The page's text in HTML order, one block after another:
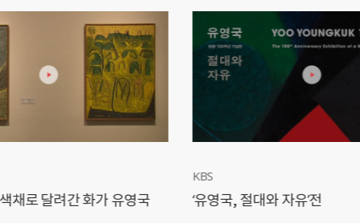
채로 달려간 화가 유영국
KBS
‘유영국, 절대와 자유’전